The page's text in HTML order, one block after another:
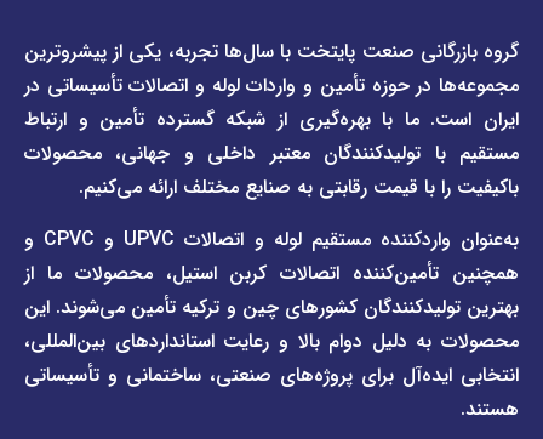
صنعت پایتخت با سال‌ها تجربه، یکی از پیشروترین
حوزه تأمین و واردات لوله و اتصالات تأسیساتی در
ما با بهره‌گیری از شبکه گسترده تأمین و ارتباط
تولیدکنندگان معتبر داخلی و جهانی، محصولات
با قیمت رقابتی به صنایع مختلف ارائه می‌کنیم.
به‌عنوان واردکننده مستقیم لوله و اتصالات UPVC و CPVC و
اتصالات کربن استیل، محصولات ما از
کشورهای چین و ترکیه تأمین می‌شوند. این
دلیل دوام بالا و رعایت استانداردهای بین‌المللی،
برای پروژه‌های صنعتی، ساختمانی و تأسیساتی
دسترسی
سریع
صفحه
لیست
قیمت
صفحه
برند
پیمتاش
صفحه
برند
فاراب
دسترسی
سریع
درباره
ما
قوانین
و
مقررات
وبلاگ
خبری